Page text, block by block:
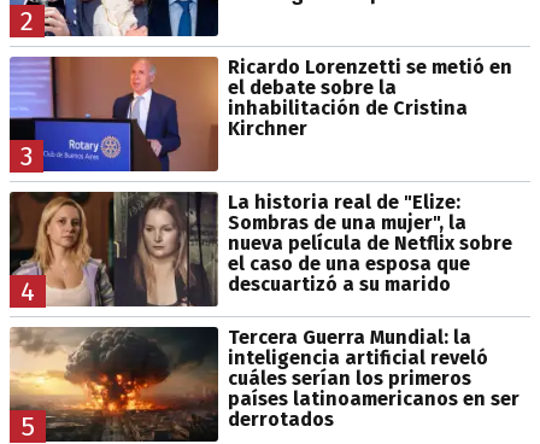
2
3
Ricardo Lorenzetti se metió en
el debate sobre la
inhabilitación de Cristina
Kirchner
4
La historia real de "Elize:
Sombras de una mujer", la
nueva película de Netflix sobre
el caso de una esposa que
descuartizó a su marido
5
Tercera Guerra Mundial: la
inteligencia artificial reveló
cuáles serían los primeros
países latinoamericanos en ser
derrotados